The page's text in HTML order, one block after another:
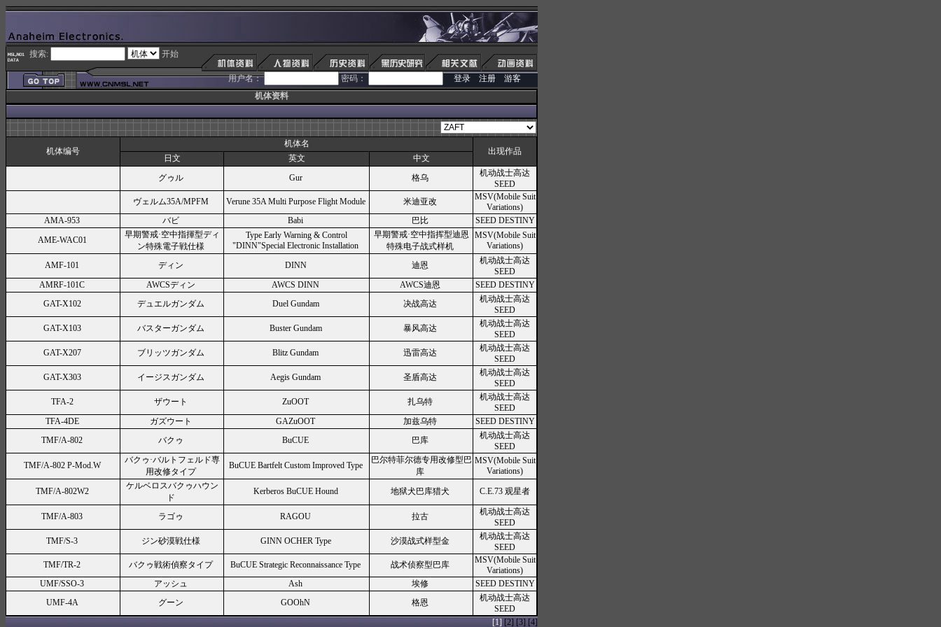
搜索: 开始
用户名： 密码： 登录 注册
游客
机体资料
机体编号
机体名
出现作品
日文 英文
中文
グゥル
Gur 格乌
机动战士高达
SEED
ヴェルム35A/MPFM
Verune 35A Multi Purpose Flight Module 米迪亚改
MSV(Mobile Suit
Variations)
AMA-953
バビ Babi 巴比
SEED DESTINY
AME-WAC01
早期警戒·空中指揮型ディ
ン特殊電子戦仕様
Type Early Warning & Control
"DINN"Special Electronic Installation
早期警戒·空中指挥型迪恩
特殊电子战式样机
MSV(Mobile Suit
Variations)
AMF-101
ディン DINN 迪恩
机动战士高达
SEED
AMRF-101C
AWCSディン AWCS DINN AWCS迪恩
SEED DESTINY
GAT-X102
デュエルガンダム Duel Gundam 决战高达
机动战士高达
SEED
GAT-X103
バスターガンダム Buster Gundam 暴风高达
机动战士高达
SEED
GAT-X207
ブリッツガンダム Blitz Gundam 迅雷高达
机动战士高达
SEED
GAT-X303
イージスガンダム Aegis Gundam 圣盾高达
机动战士高达
SEED
TFA-2
ザウート ZuOOT 扎乌特
机动战士高达
SEED
TFA-4DE
ガズウート GAZuOOT 加兹乌特
SEED DESTINY
TMF/A-802
バクゥ BuCUE 巴库
机动战士高达
SEED
TMF/A-802 P-Mod.W
バクゥ·バルトフェルド専
用改修タイプ
BuCUE Bartfelt Custom Improved Type
巴尔特菲尔德专用改修型巴
库
MSV(Mobile Suit
Variations)
TMF/A-802W2
ケルベロスバクゥハウン
ド
Kerberos BuCUE Hound 地狱犬巴库猎犬 C.E.73 观星者
TMF/A-803 ラゴゥ RAGOU 拉古
机动战士高达
SEED
TMF/S-3
ジン砂漠戦仕様 GINN OCHER Type 沙漠战式样型金
机动战士高达
SEED
TMF/TR-2
バクゥ戦術偵察タイプ BuCUE Strategic Reconnaissance Type 战术侦察型巴库
MSV(Mobile Suit
Variations)
UMF/SSO-3
アッシュ Ash 埃修
SEED DESTINY
UMF-4A
グーン GOOhN 格恩
机动战士高达
SEED
[1] [2] [3] [4]